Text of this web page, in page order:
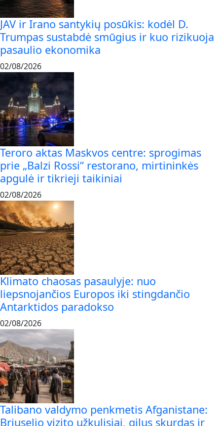
JAV ir Irano santykių posūkis: kodėl D.
Trumpas sustabdė smūgius ir kuo rizikuoja
pasaulio ekonomika
02/08/2026
Teroro aktas Maskvos centre: sprogimas
prie „Balzi Rossi“ restorano, mirtininkės
apgulė ir tikrieji taikiniai
02/08/2026
Klimato chaosas pasaulyje: nuo
liepsnojančios Europos iki stingdančio
Antarktidos paradokso
02/08/2026
Talibano valdymo penkmetis Afganistane:
Briuselio vizito užkulisiai, gilus skurdas ir